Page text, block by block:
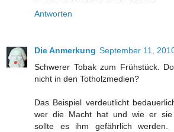
Antworten
Die Anmerkung September 11,
Schwerer Tobak zum Frühstück.
nicht in den Totholzmedien?
Das Beispiel verdeutlicht
wer die Macht hat und wie er sie
sollte es ihm gefährlich